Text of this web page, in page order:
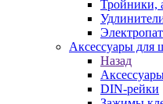
Тройники,
Аксессуары для
Назад
DIN-рейки